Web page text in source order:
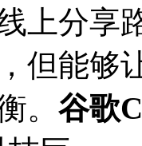
上分享
但能够
。 谷歌